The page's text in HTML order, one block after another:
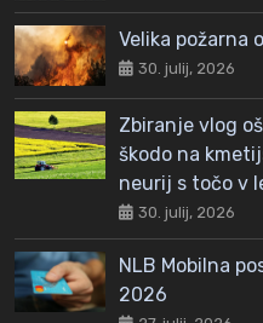
Velika požarna
30. julij, 2026
Zbiranje vlog
škodo na
neurij s točo v
30. julij, 2026
NLB Mobilna
2026